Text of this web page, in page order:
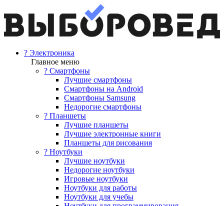
? Электроника
Главное меню
? Смартфоны
Лучшие смартфоны
Смартфоны на Android
Смартфоны Samsung
Недорогие смартфоны
? Планшеты
Лучшие планшеты
Лучшие электронные книги
Планшеты для рисования
? Ноутбуки
Лучшие ноутбуки
Недорогие ноутбуки
Игровые ноутбуки
Ноутбуки для работы
Ноутбуки для учебы